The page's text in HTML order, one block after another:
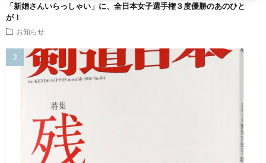
「新婚さんいらっしゃい」に、全日本女子選手権３度優勝のあのひと
が！
お知らせ